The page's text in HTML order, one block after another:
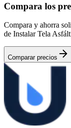
Compara los
Compara y ahorra
de Instalar Tela
Comparar precios